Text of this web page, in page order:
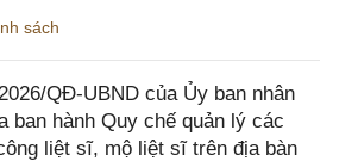
sách
QĐ-UBND của Ủy ban nhân
ban hành Quy chế quản lý các
liệt sĩ, mộ liệt sĩ trên địa bàn